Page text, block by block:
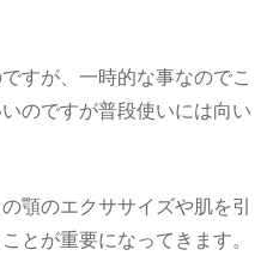
すが、一時的な事なのでこ
のですが普段使いには向い
顎のエクササイズや肌を引
とが重要になってきます。